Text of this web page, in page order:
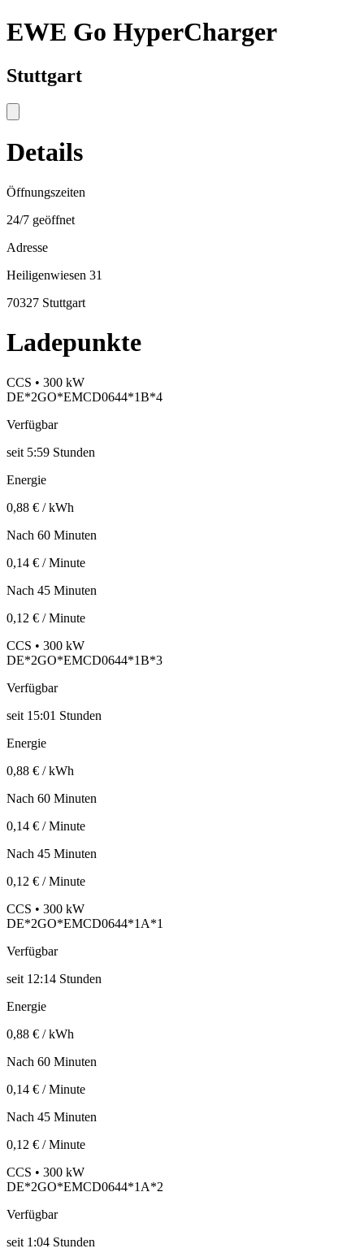
EWE Go HyperCharger
Stuttgart
Details
Öffnungszeiten
24/7 geöffnet
Adresse
Heiligenwiesen 31
70327 Stuttgart
Ladepunkte
CCS • 300 kW
DE*2GO*EMCD0644*1B*4
Verfügbar
seit 5:59 Stunden
Energie
0,88 € / kWh
Nach 60 Minuten
0,14 € / Minute
Nach 45 Minuten
0,12 € / Minute
CCS • 300 kW
DE*2GO*EMCD0644*1B*3
Verfügbar
seit 15:01 Stunden
Energie
0,88 € / kWh
Nach 60 Minuten
0,14 € / Minute
Nach 45 Minuten
0,12 € / Minute
CCS • 300 kW
DE*2GO*EMCD0644*1A*1
Verfügbar
seit 12:14 Stunden
Energie
0,88 € / kWh
Nach 60 Minuten
0,14 € / Minute
Nach 45 Minuten
0,12 € / Minute
CCS • 300 kW
DE*2GO*EMCD0644*1A*2
Verfügbar
seit 1:04 Stunden